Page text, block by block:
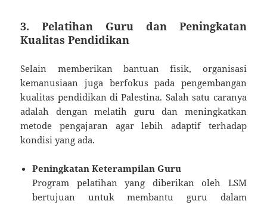
3. Pelatihan Guru dan Peningkatan
Kualitas Pendidikan
Selain memberikan bantuan fisik, organisasi
kemanusiaan juga berfokus pada pengembangan
kualitas pendidikan di Palestina. Salah satu caranya
adalah dengan melatih guru dan meningkatkan
metode pengajaran agar lebih adaptif terhadap
kondisi yang ada.
Peningkatan Keterampilan Guru
Program pelatihan yang diberikan oleh LSM
bertujuan untuk membantu guru dalam